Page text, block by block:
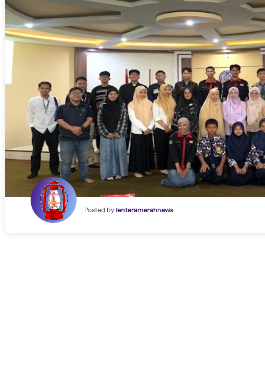
Posted bylenteramerahnews